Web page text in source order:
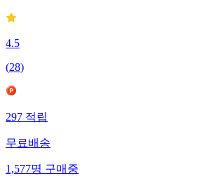
4.5
(28)
297 적립
무료배송
1,577명 구매중